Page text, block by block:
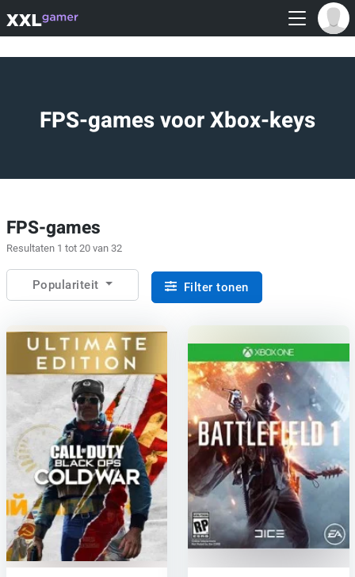
FPS-games voor Xbox-keys
FPS-games
Resultaten 1 tot 20 van 32
Populariteit Filter tonen